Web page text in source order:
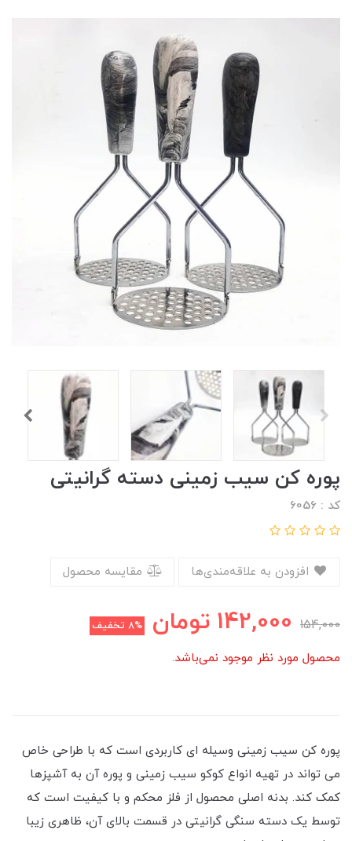
پوره کن سیب زمینی دسته گرانیتی
کد : 6056
مقایسه محصول
154,000
142,000 تومان 8% تخفیف
محصول مورد نظر موجود نمی‌باشد.
پوره کن سیب زمینی وسیله ای کاربردی است که با طراحی خاص
می تواند در تهیه انواع کوکو سیب زمینی و پوره آن به آشپزها
کمک کند. بدنه اصلی محصول از فلز محکم و با کیفیت است که
توسط یک دسته سنگی گرانیتی در قسمت بالای آن، ظاهری زیبا